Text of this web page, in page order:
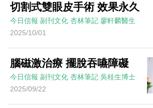
切割式雙眼皮手術 效果永久
今日信報 副刊文化 杏林筆記 廖軒麟醫生
2025/10/01
腦磁激治療 擺脫吞嚥障礙
今日信報 副刊文化 杏林筆記 吳桂生博士
2025/09/22